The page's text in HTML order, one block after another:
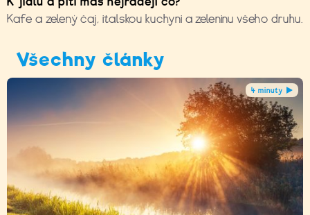
Kafe a zelený čaj, italskou kuchyni a zeleninu všeho druhu.
Všechny články
4 minuty